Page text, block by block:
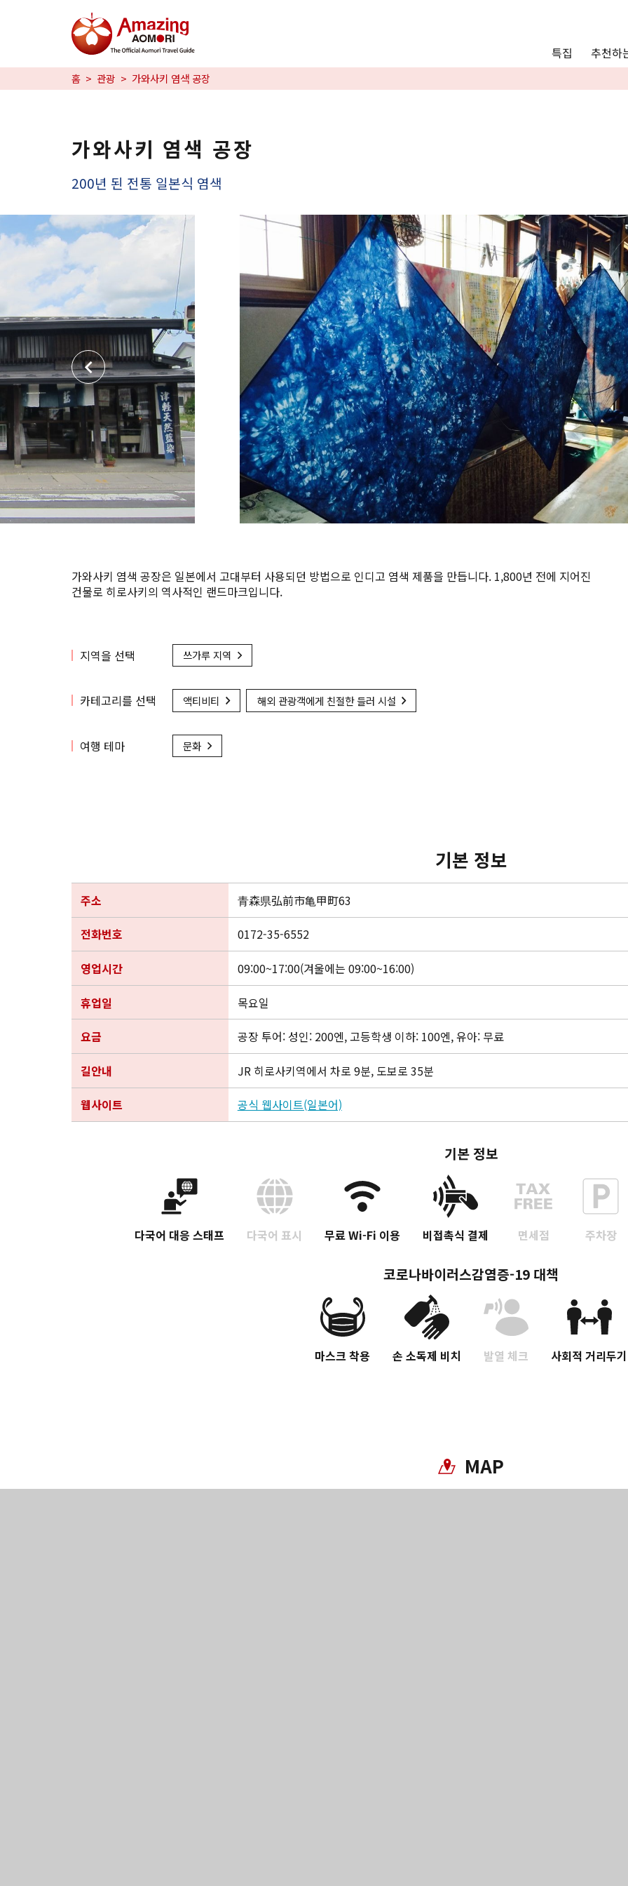
특집
추천하는 모델 코스
즐길 거리
관광
日本語
사진 갤러리
홈 관광 가와사키 염색 공장
가와사키 염색 공장
200년 된 전통 일본식 염색
가와사키 염색 공장은 일본에서 고대부터 사용되던 방법으로 인디고 염색 제품을 만듭니다. 1,800년 전에 지어진
건물로 히로사키의 역사적인 랜드마크입니다.
지역을 선택 쓰가루 지역
카테고리를 선택 액티비티 해외 관광객에게 친절한 들러 시설
여행 테마 문화
기본 정보
주소 青森県弘前市亀甲町63
전화번호 0172-35-6552
영업시간 09:00~17:00(겨울에는 09:00~16:00)
휴업일 목요일
요금 공장 투어: 성인: 200엔, 고등학생 이하: 100엔, 유아: 무료
길안내 JR 히로사키역에서 차로 9분, 도보로 35분
웹사이트 공식 웹사이트(일본어)
기본 정보
다국어 대응 스태프 다국어 표시 무료 Wi-Fi 이용 비접촉식 결제 면세점 주차장
코로나바이러스감염증-19 대책
마스크 착용 손 소독제 비치 발열 체크 사회적 거리두기
MAP
Facebook에 공유
특집 추천하